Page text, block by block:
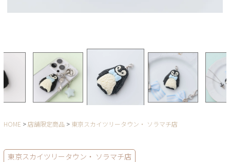
HOME 店舗限定商品 東京スカイツリータウン・ ソラマチ店
東京スカイツリータウン・ ソラマチ店